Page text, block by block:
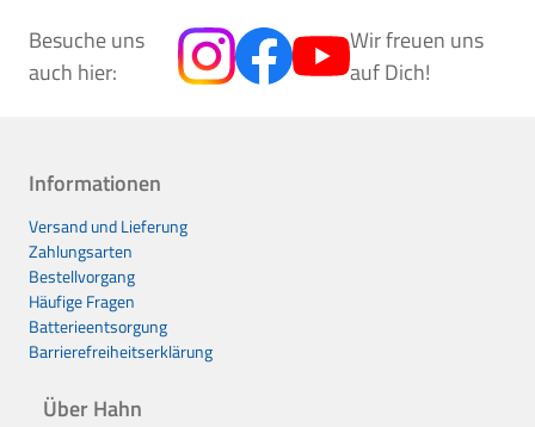
Besuche uns
auch hier:
Wir freuen uns
auf Dich!
Informationen
Versand und Lieferung
Zahlungsarten
Bestellvorgang
Häufige Fragen
Batterieentsorgung
Barrierefreiheitserklärung
Über Hahn